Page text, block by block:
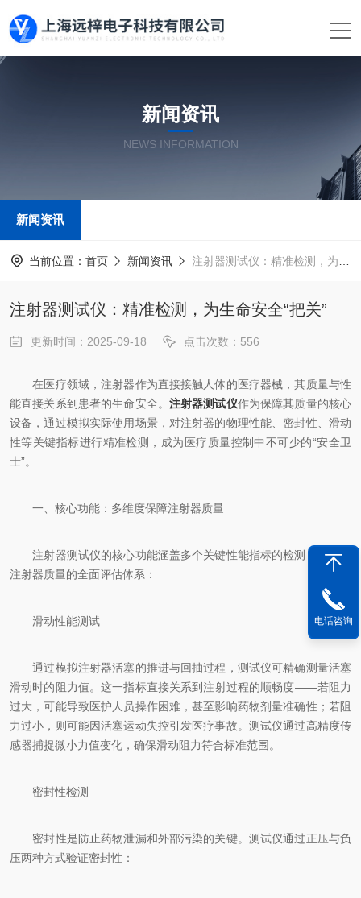
新闻资讯
NEWS INFORMATION
新闻资讯
当前位置： 首页 新闻资讯 注射器测试仪：精准检测，为生命安全“把关”
注射器测试仪：精准检测，为生命安全“把关”
更新时间：2025-09-18 点击次数：556
在医疗领域，注射器作为直接接触人体的医疗器械，其质量与性
能直接关系到患者的生命安全。 注射器测试仪作为保障其质量的核心
设备，通过模拟实际使用场景，对注射器的物理性能、密封性、滑动
性等关键指标进行精准检测，成为医疗质量控制中不可少的“安全卫
士”。
一、核心功能：多维度保障注射器质量
注射器测试仪的核心功能涵盖多个关键性能指标的检测，形成对
注射器质量的全面评估体系：
滑动性能测试
通过模拟注射器活塞的推进与回抽过程，测试仪可精确测量活塞
滑动时的阻力值。这一指标直接关系到注射过程的顺畅度——若阻力
过大，可能导致医护人员操作困难，甚至影响药物剂量准确性；若阻
力过小，则可能因活塞运动失控引发医疗事故。测试仪通过高精度传
感器捕捉微小力值变化，确保滑动阻力符合标准范围。
密封性检测
密封性是防止药物泄漏和外部污染的关键。测试仪通过正压与负
压两种方式验证密封性：
电话咨询